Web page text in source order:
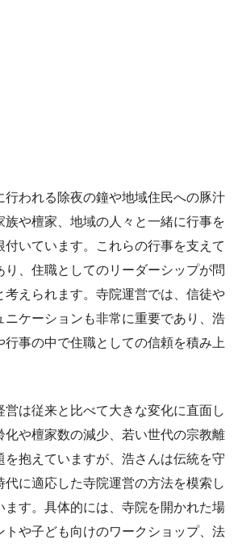
行われる除夜の鐘や地域住民への豚汁
族や檀家、地域の人々と一緒に行事を
付いています。これらの行事を支えて
り、住職としてのリーダーシップが問
考えられます。寺院運営では、信徒や
ニケーションも非常に重要であり、浩
行事の中で住職としての信頼を積み上
営は従来と比べて大きな変化に直面し
化や檀家数の減少、若い世代の宗教離
を抱えていますが、浩さんは伝統を守
代に適応した寺院運営の方法を模索し
ます。具体的には、寺院を開かれた場
トや子ども向けのワークショップ、法